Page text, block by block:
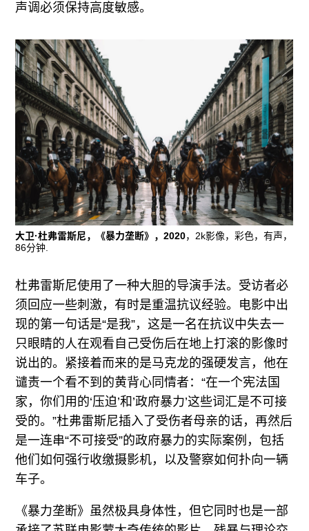
声调必须保持高度敏感。
大卫·杜弗雷斯尼，《暴力垄断》，2020，2k影像，彩色，有声，
86分钟.
杜弗雷斯尼使用了一种大胆的导演手法。受访者必
须回应一些刺激，有时是重温抗议经验。电影中出
现的第一句话是“是我”，这是一名在抗议中失去一
只眼睛的人在观看自己受伤后在地上打滚的影像时
说出的。紧接着而来的是马克龙的强硬发言，他在
谴责一个看不到的黄背心同情者：“在一个宪法国
家，你们用的‘压迫’和’政府暴力’这些词汇是不可接
受的。”杜弗雷斯尼插入了受伤者母亲的话，再然后
是一连串“不可接受”的政府暴力的实际案例，包括
他们如何强行收缴摄影机，以及警察如何扑向一辆
车子。
《暴力垄断》虽然极具身体性，但它同时也是一部